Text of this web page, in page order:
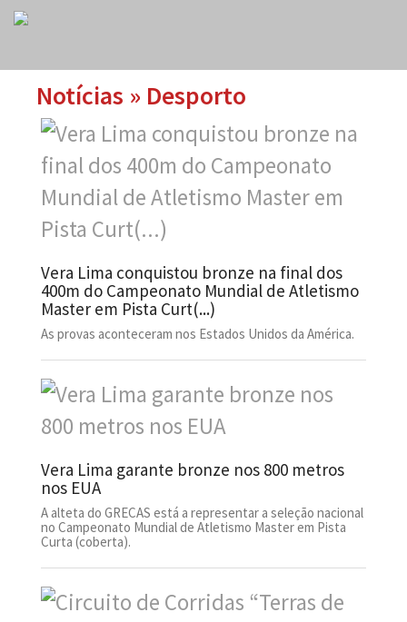
Notícias » Desporto
Vera Lima conquistou bronze na final dos
400m do Campeonato Mundial de Atletismo
Master em Pista Curt(...)
As provas aconteceram nos Estados Unidos da América.
Vera Lima garante bronze nos 800 metros
nos EUA
A alteta do GRECAS está a representar a seleção nacional
no Campeonato Mundial de Atletismo Master em Pista
Curta (coberta).